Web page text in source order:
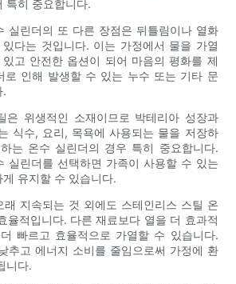
특히 중요합니다.
실린더의 또 다른 장점은 뒤틀림이나 열화
다는 것입니다. 이는 가정에서 물을 가열
고 안전한 옵션이 되어 마음의 평화를 제
로 인해 발생할 수 있는 누수 또는 기타 문
.
은 위생적인 ​​소재이므로 박테리아 성장과
식수, 요리, 목욕에 사용되는 물을 저장하
는 온수 실린더의 경우 특히 중요합니다.
실린더를 선택하면 가족이 사용할 수 있는
유지할 수 있습니다.
래 지속되는 것 외에도 스테인리스 스틸 온
율적입니다. 다른 재료보다 열을 더 효과적
빠르고 효율적으로 가열할 수 있습니다.
추고 에너지 소비를 줄임으로써 가정에 환
니다.